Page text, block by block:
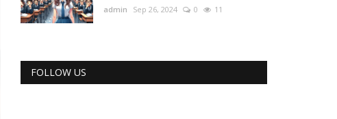
admin Sep 26, 2024 0 11
FOLLOW US